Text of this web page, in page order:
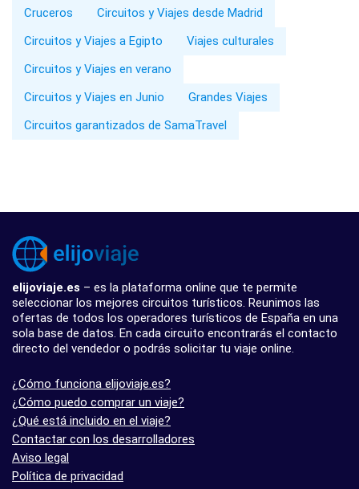
Cruceros
Circuitos y Viajes desde Madrid
Circuitos y Viajes a Egipto
Viajes culturales
Circuitos y Viajes en verano
Circuitos y Viajes en Junio
Grandes Viajes
Circuitos garantizados de SamaTravel
elijoviaje.es – es la plataforma online que te permite
seleccionar los mejores circuitos turísticos. Reunimos las
ofertas de todos los operadores turísticos de España en una
sola base de datos. En cada circuito encontrarás el contacto
directo del vendedor o podrás solicitar tu viaje online.
¿Cómo funciona elijoviaje.es?
¿Cómo puedo comprar un viaje?
¿Qué está incluido en el viaje?
Contactar con los desarrolladores
Aviso legal
Política de privacidad